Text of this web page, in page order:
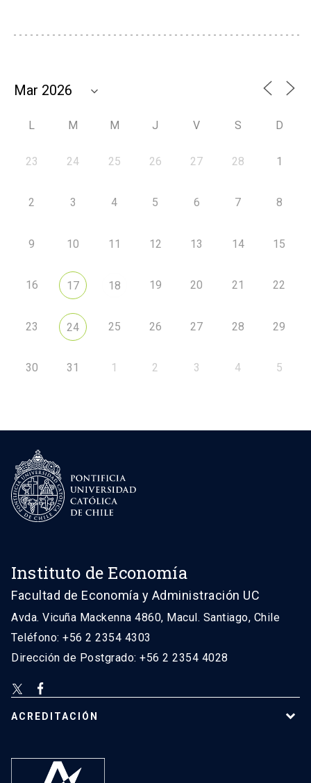
L M M J V S D
23 24 25 26 27 28 1
2 3 4 5 6 7 8
9 10 11 12 13 14 15
16 17 18 19 20 21 22
23 24 25 26 27 28 29
30 31 1 2 3 4 5
Instituto de Economía
Facultad de Economía y Administración UC
Avda. Vicuña Mackenna 4860, Macul. Santiago, Chile
Teléfono: +56 2 2354 4303
Dirección de Postgrado: +56 2 2354 4028
ACREDITACIÓN